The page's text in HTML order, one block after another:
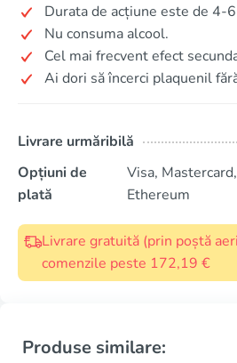
Durata de acțiune este de 4-
Nu consuma alcool.
Cel mai frecvent efect
Ai dori să încerci plaquenil
Livrare urmăribilă
Opțiuni de
plată
Visa,
Ethereum
Livrare gratuită (prin poștă
comenzile peste 172,19 €
Produse similare: